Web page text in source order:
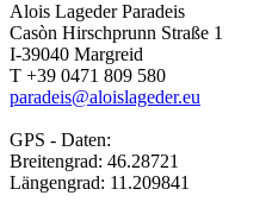
Alois Lageder Paradeis
Casòn Hirschprunn Straße 1
I-39040 Margreid
T +39 0471 809 580
paradeis@aloislageder.eu
GPS - Daten:
Breitengrad: 46.28721
Längengrad: 11.209841